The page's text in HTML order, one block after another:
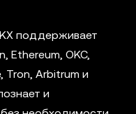
поддерживает
Ethereum, OKC,
Tron, Arbitrum и
и